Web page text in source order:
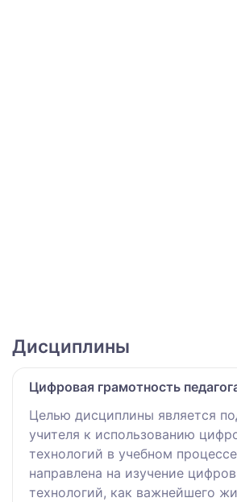
Дисциплины
Цифровая грамотность
Целью дисциплины является
учителя к использованию
технологий в учебном
направлена на изучение
технологий, как важнейшего